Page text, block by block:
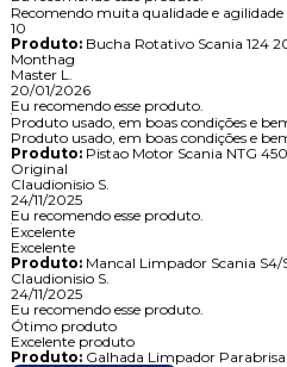
Recomendo muita qualidade e agilidade
10
Produto:Bucha Rotativo Scania 124
Monthag
Master L.
20/01/2026
Eu recomendo esse produto.
Produto usado, em boas condições e
Produto usado, em boas condições e
Produto:Pistao Motor Scania NTG
Original
Claudionisio S.
24/11/2025
Eu recomendo esse produto.
Excelente
Excelente
Produto:Mancal Limpador Scania S4/
Claudionisio S.
24/11/2025
Eu recomendo esse produto.
Ótimo produto
Excelente produto
Produto:Galhada Limpador Parabrisa